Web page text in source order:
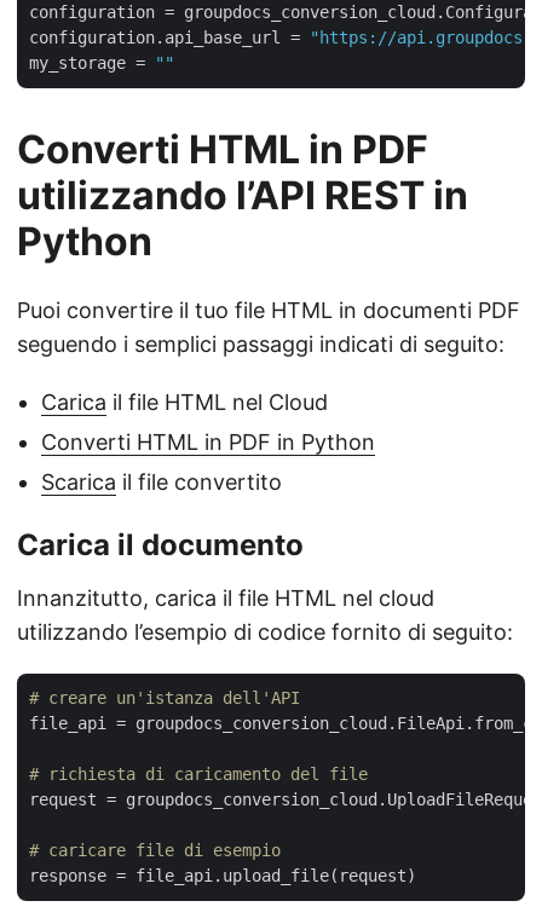
configuration
configuration.api_base_url
=
"https://
my_storage = ""
Converti HTML in PDF
utilizzando l’API REST in
Python
Puoi convertire il tuo file HTML in documenti PDF
seguendo i semplici passaggi indicati di seguito:
Carica il file HTML nel Cloud
Converti HTML in PDF in Python
Scarica il file convertito
Carica il documento
Innanzitutto, carica il file HTML nel cloud
utilizzando l’esempio di codice fornito di seguito:
# creare un'istanza dell'API
file_api
=
# richiesta di caricamento del file
request =
# caricare file di esempio
response